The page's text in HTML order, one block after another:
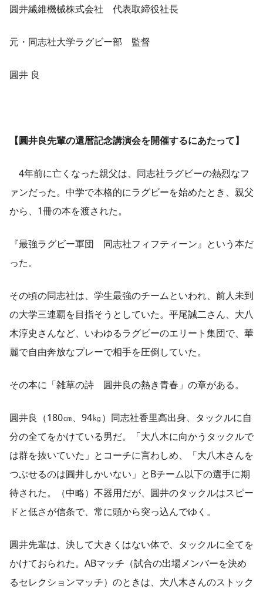
圓井繊維機械株式会社 代表取締役社長
元・同志社大学ラグビー部 監督
圓井 良
【圓井良先輩の還暦記念講演会を開催するにあたって】
4年前に亡くなった親父は、同志社ラグビーの熱烈なフ
ァンだった。中学で本格的にラグビーを始めたとき、親父
から、1冊の本を渡された。
『最強ラグビー軍団 同志社フィフティーン』という本だ
った。
その頃の同志社は、学生最強のチームといわれ、前人未到
の大学三連覇を目指そうとしていた。平尾誠二さん、大八
木淳史さんなど、いわゆるラグビーのエリート集団で、華
麗で自由奔放なプレーで相手を圧倒していた。
その本に「雑草の詩 圓井良の熱き青春」の章がある。
圓井良（180㎝、94㎏）同志社香里高出身、タックルに自
分の全てをかけている男だ。「大八木に向かうタックルで
は群を抜いていた」とコーチに言わしめ、「大八木さんを
つぶせるのは圓井しかいない」とBチーム以下の選手に期
待された。（中略）不器用だが、圓井のタックルはスピー
ドと低さが信条で、常に頭から突っ込んでゆく。
圓井先輩は、決して大きくはない体で、タックルに全てを
かけておられた。ABマッチ（試合の出場メンバーを決め
るセレクションマッチ）のときは、大八木さんのストック